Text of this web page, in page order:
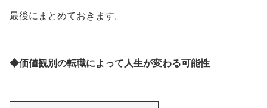
最後にまとめておきます。
◆価値観別の転職によって人生が変わる可能性